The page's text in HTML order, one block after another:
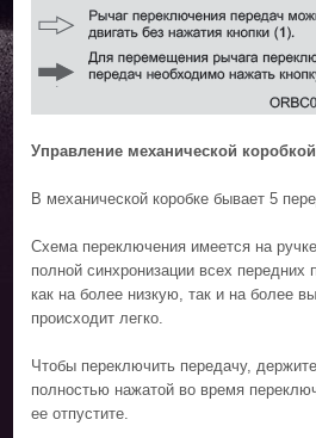
Управление механической
В механической коробке бывает 5
Схема переключения имеется на
полной синхронизации всех передних
как на более низкую, так и на более
происходит легко.
Чтобы переключить передачу,
полностью нажатой во время
ее отпустите.